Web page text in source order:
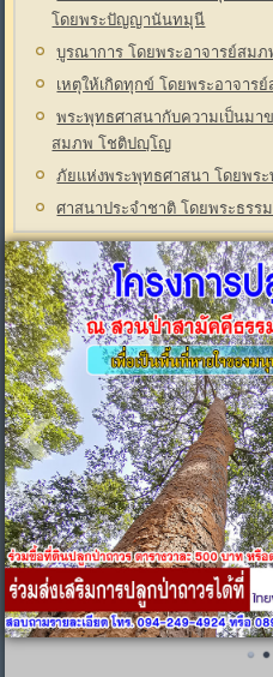
โดยพระปัญญานันทมุนี
บูรณาการ โดยพระอาจารย์สม
เหตุให้เกิดทุกข์ โดยพระอาจา
พระพุทธศาสนากับความเป็นมา
สมภพ โชติปญฺโญ
ภัยแห่งพระพุทธศาสนา โดยพ
ศาสนาประจำชาติ โดยพระธรร